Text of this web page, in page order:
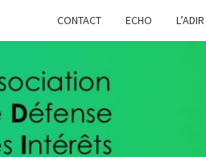
CONTACT ECHO L’ADIR